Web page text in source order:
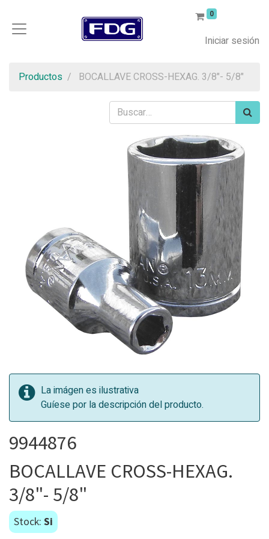
0
Iniciar sesión
Productos BOCALLAVE CROSS-HEXAG. 3/8"- 5/8"
La imágen es ilustrativa
Guíese por la descripción del producto.
9944876
BOCALLAVE CROSS-HEXAG.
3/8"- 5/8"
Stock: Si